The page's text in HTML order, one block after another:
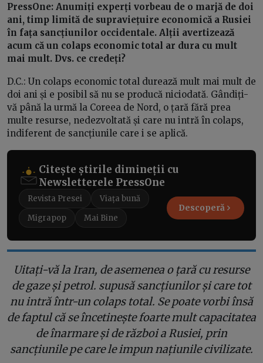
PressOne: Anumiți experți vorbeau de o marjă de doi
ani, timp limită de supraviețuire economică a Rusiei
în fața sancțiunilor occidentale. Alții avertizează
acum că un colaps economic total ar dura cu mult
mai mult. Dvs. ce credeți?
D.C.: Un colaps economic total durează mult mai mult de
doi ani și e posibil să nu se producă niciodată. Gândiți-
vă până la urmă la Coreea de Nord, o țară fără prea
multe resurse, nedezvoltată și care nu intră în colaps,
indiferent de sancțiunile care i se aplică.
Citește știrile dimineții cu
Newsletterele PressOne
Revista Presei
Viața bună
Migrapop
Mai Bine
Descoperă
Uitați-vă la Iran, de asemenea o țară cu resurse
de gaze și petrol. supusă sancțiunilor și care tot
nu intră într-un colaps total. Se poate vorbi însă
de faptul că se încetinește foarte mult capacitatea
de înarmare și de război a Rusiei, prin
sancțiunile pe care le impun națiunile civilizate.